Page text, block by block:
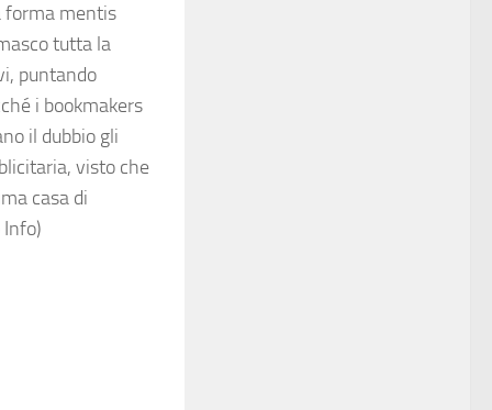
forma mentis
tutta la
puntando
i bookmakers
il dubbio gli
visto che
casa di